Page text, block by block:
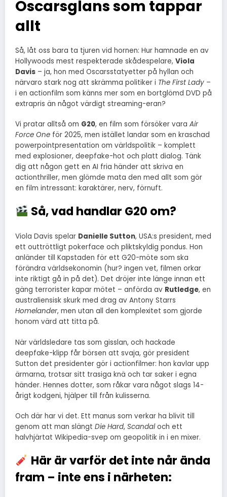
Oscarsglans som tappar
allt
Så, låt oss bara ta tjuren vid hornen: Hur hamnade en av
Hollywoods mest respekterade skådespelare, Viola
Davis – ja, hon med Oscarsstatyetter på hyllan och
närvaro stark nog att skrämma politiker i The First Lady –
i en actionfilm som känns mer som en bortglömd DVD på
extrapris än något värdigt streaming-eran?
Vi pratar alltså om G20, en film som försöker vara Air
Force One för 2025, men istället landar som en kraschad
powerpointpresentation om världspolitik – komplett
med explosioner, deepfake-hot och platt dialog. Tänk
dig att någon gett en AI fria händer att skriva en
actionthriller, men glömde mata den med allt som gör
en film intressant: karaktärer, nerv, förnuft.
Så, vad handlar G20 om?
Viola Davis spelar Danielle Sutton, USA:s president, med
ett outtröttligt pokerface och pliktskyldig pondus. Hon
anländer till Kapstaden för ett G20-möte som ska
förändra världsekonomin (hur? ingen vet, filmen orkar
inte riktigt gå in på det). Det dröjer inte länge innan ett
gäng terrorister kapar mötet – anförda av Rutledge, en
australiensisk skurk med drag av Antony Starrs
Homelander, men utan all den komplexitet som gjorde
honom värd att titta på.
När världsledare tas som gisslan, och hackade
deepfake-klipp får börsen att svaja, gör president
Sutton det presidenter gör i actionfilmer: hon kavlar upp
ärmarna, trotsar sitt trasiga knä och tar saker i egna
händer. Hennes dotter, som råkar vara något slags 14-
årigt kodgeni, hjälper till från kulisserna.
Och där har vi det. Ett manus som verkar ha blivit till
genom att man slängt Die Hard, Scandaloch ett
halvhjärtat Wikipedia-svep om geopolitik in i en mixer.
Här är varför det inte når ända
fram – inte ens i närheten: